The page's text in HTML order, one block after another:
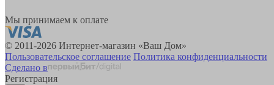
Мы принимаем к оплате
© 2011-2026 Интернет-магазин «Ваш Дом»
Пользовательское соглашение Политика конфиденциальности
Сделано в
Регистрация